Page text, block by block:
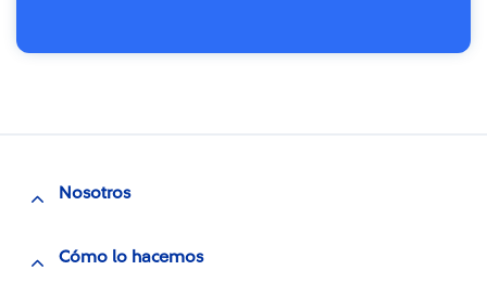
Nosotros
Cómo lo hacemos